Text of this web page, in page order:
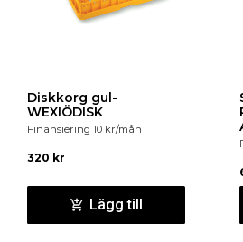
Diskkorg gul-
WEXIÖDISK
Finansiering 10 kr/mån
320 kr
Lägg till